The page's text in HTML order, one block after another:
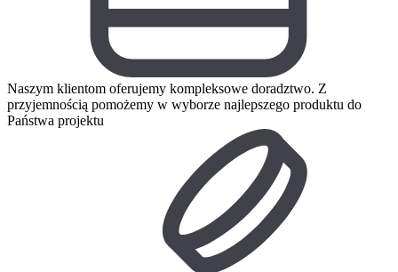
Naszym klientom oferujemy kompleksowe doradztwo. Z
przyjemnością pomożemy w wyborze najlepszego produktu do
Państwa projektu